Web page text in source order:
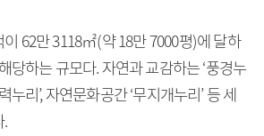
62만 3118㎡(약 18만 7000평)에 달하
당하는 규모다. 자연과 교감하는 ‘풍경누
누리’, 자연문화공간 ‘무지개누리’ 등 세
.